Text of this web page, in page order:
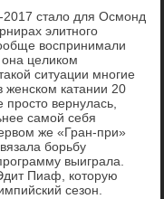
2017 стало для Осмонд
элитного
воспринимали
она целиком
ситуации многие
женском катании 20
вернулась,
самой себя
же «Гран-при»
борьбу
выиграла.
Пиаф, которую
сезон.